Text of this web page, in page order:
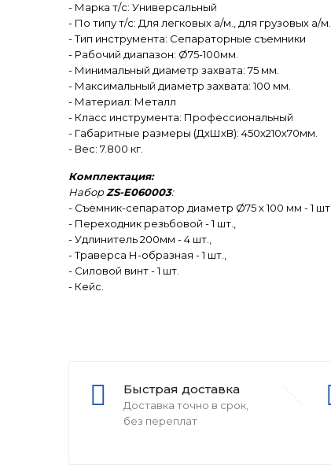
- Марка т/с: Универсальный
- По типу т/с: Для легковых а/м., для грузовых а/м.
- Тип инструмента: Сепараторные съемники
- Рабочий диапазон: Ø75-100мм.
- Минимальный диаметр захвата: 75 мм.
- Максимальный диаметр захвата: 100 мм.
- Материал: Металл
- Класс инструмента: Профессиональный
- Габаритные размеры (ДхШхВ): 450х210х70мм.
- Вес: 7.800 кг.
Комплектация:
НаборZS-E060003:
- Съемник-сепаратор диаметр Ø75 х 100 мм - 1 шт.,
- Переходник резьбовой - 1 шт.,
- Удлинитель 200мм - 4 шт.,
- Траверса Н-образная - 1 шт.,
- Силовой винт - 1 шт.
- Кейс.
Быстрая доставка
Доставка точно в срок,
без переплат